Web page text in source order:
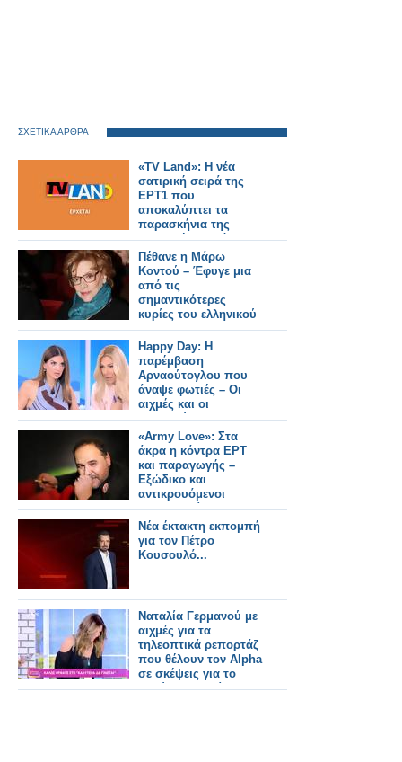
ΣΧΕΤΙΚΑ ΑΡΘΡΑ
«TV Land»: Η νέα
σατιρική σειρά της
ΕΡΤ1 που
αποκαλύπτει τα
παρασκήνια της
ελληνικής τηλεόρασης
- Δείτε το τρέιλερ
Πέθανε η Μάρω
Κοντού – Έφυγε μια
από τις
σημαντικότερες
κυρίες του ελληνικού
θεάτρου, τηλεόρασης
και κινηματογράφου
Happy Day: Η
παρέμβαση
Αρναούτογλου που
άναψε φωτιές – Οι
αιχμές και οι
αποκαλύψεις για την
πρωινή ζώνη
«Army Love»: Στα
άκρα η κόντρα ΕΡΤ
και παραγωγής –
Εξώδικο και
αντικρουόμενοι
ισχυρισμοί
Νέα έκτακτη εκπομπή
για τον Πέτρο
Κουσουλό...
Ναταλία Γερμανού με
αιχμές για τα
τηλεοπτικά ρεπορτάζ
που θέλουν τον Alpha
σε σκέψεις για το
Καλύτερα δε γίνεται...